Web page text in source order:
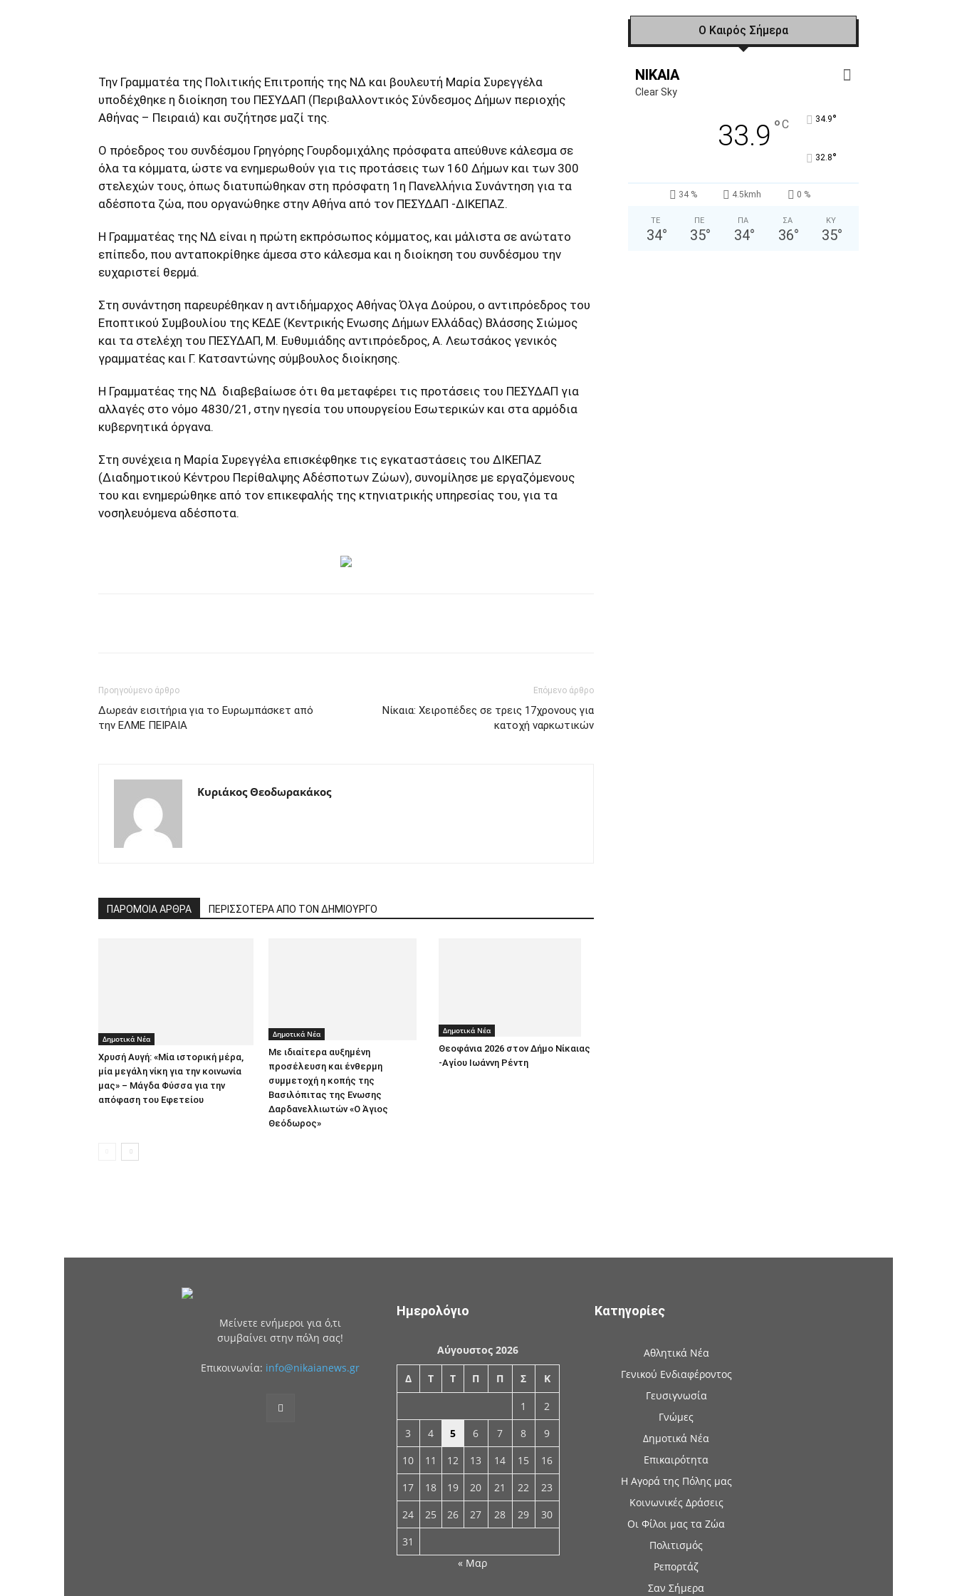
Την Γραμματέα της Πολιτικής Επιτροπής της ΝΔ και βουλευτή Μαρία Συρεγγέλα
υποδέχθηκε η διοίκηση του ΠΕΣΥΔΑΠ (Περιβαλλοντικός Σύνδεσμος Δήμων περιοχής
Αθήνας – Πειραιά) και συζήτησε μαζί της.
Ο πρόεδρος του συνδέσμου Γρηγόρης Γουρδομιχάλης πρόσφατα απεύθυνε κάλεσμα σε
όλα τα κόμματα, ώστε να ενημερωθούν για τις προτάσεις των 160 Δήμων και των 300
στελεχών τους, όπως διατυπώθηκαν στη πρόσφατη 1η Πανελλήνια Συνάντηση για τα
αδέσποτα ζώα, που οργανώθηκε στην Αθήνα από τον ΠΕΣΥΔΑΠ -ΔΙΚΕΠΑΖ.
Η Γραμματέας της ΝΔ είναι η πρώτη εκπρόσωπος κόμματος, και μάλιστα σε ανώτατο
επίπεδο, που ανταποκρίθηκε άμεσα στο κάλεσμα και η διοίκηση του συνδέσμου την
ευχαριστεί θερμά.
Στη συνάντηση παρευρέθηκαν η αντιδήμαρχος Αθήνας Όλγα Δούρου, ο αντιπρόεδρος του
Εποπτικού Συμβουλίου της ΚΕΔΕ (Κεντρικής Ενωσης Δήμων Ελλάδας) Βλάσσης Σιώμος
και τα στελέχη του ΠΕΣΥΔΑΠ, Μ. Ευθυμιάδης αντιπρόεδρος, Α. Λεωτσάκος γενικός
γραμματέας και Γ. Κατσαντώνης σύμβουλος διοίκησης.
Η Γραμματέας της ΝΔ διαβεβαίωσε ότι θα μεταφέρει τις προτάσεις του ΠΕΣΥΔΑΠ για
αλλαγές στο νόμο 4830/21, στην ηγεσία του υπουργείου Εσωτερικών και στα αρμόδια
κυβερνητικά όργανα.
Στη συνέχεια η Μαρία Συρεγγέλα επισκέφθηκε τις εγκαταστάσεις του ΔΙΚΕΠΑΖ
(Διαδημοτικού Κέντρου Περίθαλψης Αδέσποτων Ζώων), συνομίλησε με εργαζόμενους
του και ενημερώθηκε από τον επικεφαλής της κτηνιατρικής υπηρεσίας του, για τα
νοσηλευόμενα αδέσποτα.
Προηγούμενο άρθρο
Δωρεάν εισιτήρια για το Ευρωμπάσκετ από
την ΕΛΜΕ ΠΕΙΡΑΙΑ
Επόμενο άρθρο
Νίκαια: Χειροπέδες σε τρεις 17χρονους για
κατοχή ναρκωτικών
Κυριάκος Θεοδωρακάκος
ΠΑΡΟΜΟΙΑ ΑΡΘΡΑ ΠΕΡΙΣΣΟΤΕΡΑ ΑΠΟ ΤΟΝ ΔΗΜΙΟΥΡΓΟ
Δημοτικά Νέα
Χρυσή Αυγή: «Μία ιστορική μέρα,
μία μεγάλη νίκη για την κοινωνία
μας» – Μάγδα Φύσσα για την
απόφαση του Εφετείου
Δημοτικά Νέα
Με ιδιαίτερα αυξημένη
προσέλευση και ένθερμη
συμμετοχή η κοπής της
Βασιλόπιτας της Ενωσης
Δαρδανελλιωτών «Ο Άγιος
Θεόδωρος»
Δημοτικά Νέα
Θεοφάνια 2026 στον Δήμο Νίκαιας
-Αγίου Ιωάννη Ρέντη
Ο Καιρός Σήμερα
NIKAIA
Clear Sky
33.9 °C 34.9°
32.8°
34 % 4.5kmh 0 %
ΤΕ
34°
ΠΕ
35°
ΠΑ
34°
ΣΑ
36°
ΚΥ
35°
Μείνετε ενήμεροι για ό,τι
συμβαίνει στην πόλη σας!
Επικοινωνία: info@nikaianews.gr
Ημερολόγιο
Αύγουστος 2026
Δ Τ Τ Π Π Σ Κ
1
2
3
4 5 6 7 8
9
10
11 12 13 14 15
16
17
18 19 20 21 22
23
24
25 26 27 28 29
30
31
« Μαρ
Κατηγορίες
Αθλητικά Νέα
Γενικού Ενδιαφέροντος
Γευσιγνωσία
Γνώμες
Δημοτικά Νέα
Επικαιρότητα
Η Αγορά της Πόλης μας
Κοινωνικές Δράσεις
Οι Φίλοι μας τα Ζώα
Πολιτισμός
Ρεπορτάζ
Σαν Σήμερα